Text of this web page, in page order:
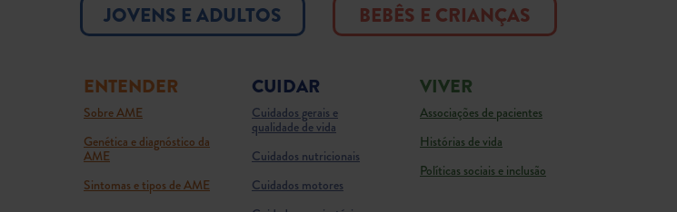
JOVENS E ADULTOS BEBÊS E CRIANÇAS
ENTENDER
Sobre AME
Genética e diagnóstico da
AME
Sintomas e tipos de AME
CUIDAR
Cuidados gerais e
qualidade de vida
Cuidados nutricionais
Cuidados motores
VIVER
Associações de pacientes
Histórias de vida
Políticas sociais e inclusão